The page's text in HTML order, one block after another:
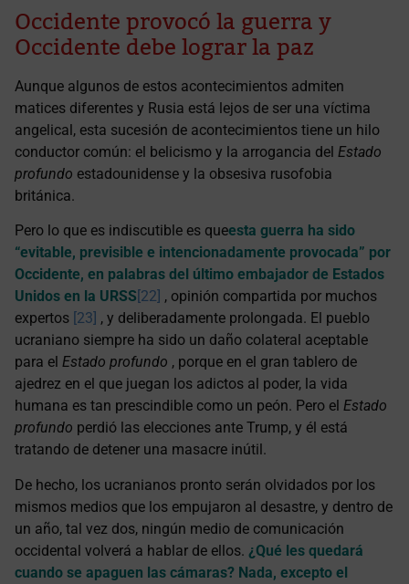
Occidente provocó la guerra y
Occidente debe lograr la paz
Aunque algunos de estos acontecimientos admiten
matices diferentes y Rusia está lejos de ser una víctima
angelical, esta sucesión de acontecimientos tiene un hilo
conductor común: el belicismo y la arrogancia del Estado
profundo estadounidense y la obsesiva rusofobia
británica.
Pero lo que es indiscutible es queesta guerra ha sido
“evitable, previsible e intencionadamente provocada” por
Occidente, en palabras del último embajador de Estados
Unidos en la URSS [22] , opinión compartida por muchos
expertos [23] , y deliberadamente prolongada. El pueblo
ucraniano siempre ha sido un daño colateral aceptable
para el Estado profundo , porque en el gran tablero de
ajedrez en el que juegan los adictos al poder, la vida
humana es tan prescindible como un peón. Pero el Estado
profundo perdió las elecciones ante Trump, y él está
tratando de detener una masacre inútil.
De hecho, los ucranianos pronto serán olvidados por los
mismos medios que los empujaron al desastre, y dentro de
un año, tal vez dos, ningún medio de comunicación
occidental volverá a hablar de ellos. ¿Qué les quedará
cuando se apaguen las cámaras? Nada, excepto el